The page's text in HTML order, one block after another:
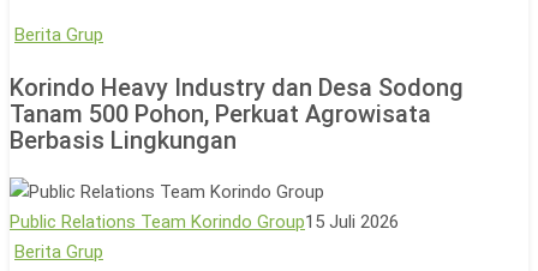
Berita Grup
Industry
dan
Desa
Sodong
Tanam
Korindo Heavy Industry dan Desa Sodong
Tanam 500 Pohon, Perkuat Agrowisata
Berbasis Lingkungan
Public Relations Team Korindo Group15 Juli 2026
Berita Grup